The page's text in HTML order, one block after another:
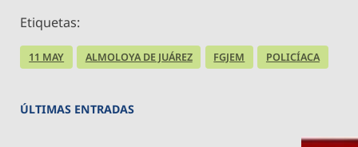
Etiquetas:
11 MAY ALMOLOYA DE JUÁREZ FGJEM POLICÍACA
ÚLTIMAS ENTRADAS